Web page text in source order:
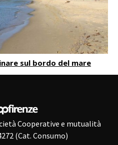
sul bordo del mare
Cooperative e mutualità
(Cat. Consumo)